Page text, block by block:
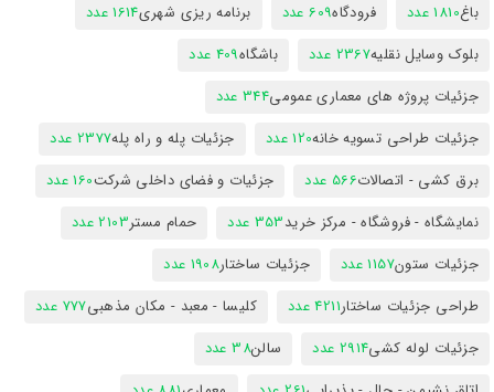
باغ1810 عدد فرودگاه609 عدد برنامه ریزی شهری1614 عدد
بلوک وسایل نقلیه2367 عدد باشگاه409 عدد
جزئیات پروژه های معماری عمومی344 عدد
جزئیات طراحی تسویه خانه120 عدد جزئیات پله و راه پله2377 عدد
برق کشی - اتصالات566 عدد جزئیات و فضای داخلی شرکت160 عدد
نمایشگاه - فروشگاه - مرکز خرید353 عدد حمام مستر2103 عدد
جزئیات ستون1157 عدد جزئیات ساختار1908 عدد
طراحی جزئیات ساختار4211 عدد کلیسا - معبد - مکان مذهبی777 عدد
جزئیات لوله کشی2914 عدد سالن38 عدد